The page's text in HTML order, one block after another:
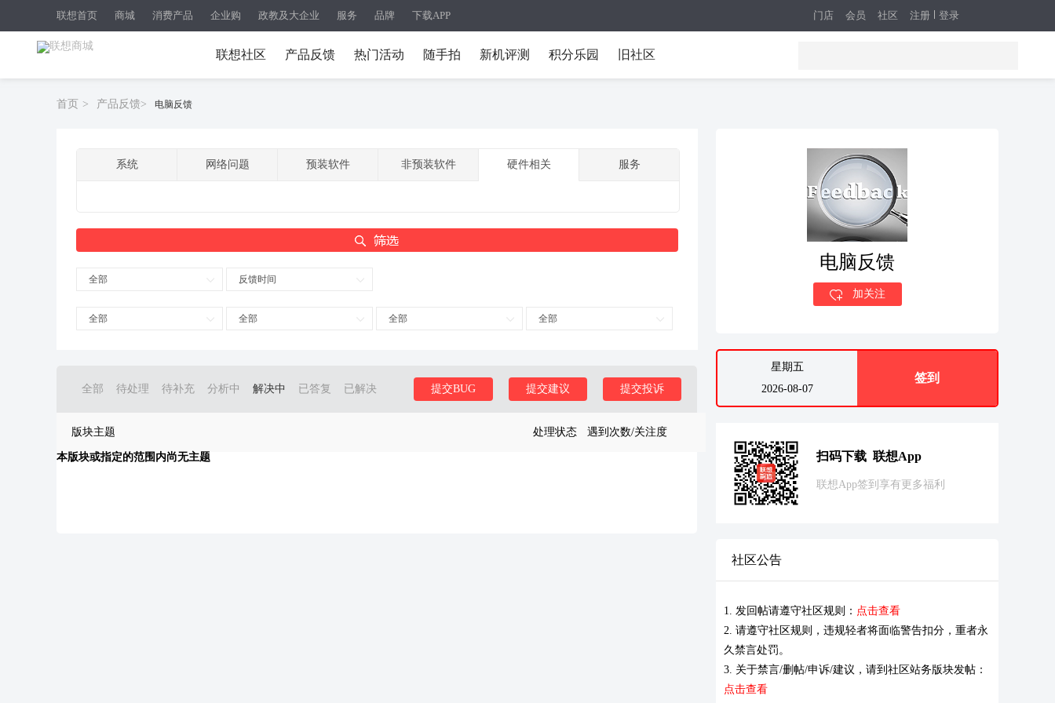
联想首页 商城 消费产品 企业购 政教及大企业 服务 品牌 下载APP 注册 登录
门店 会员 社区
联想社区 产品反馈 热门活动 随手拍 新机评测 积分乐园 旧社区
首页 > 产品反馈> 电脑反馈
系统 网络问题 预装软件 非预装软件 硬件相关 服务
全部 反馈时间
全部 全部 全部 全部
全部 待处理 待补充 分析中 解决中 已答复 已解决 提交投诉
提交建议
提交BUG
版块主题 处理状态 遇到次数/关注度
本版块或指定的范围内尚无主题
电脑反馈
加关注
星期五
2026-08-07
签到
扫码下载 联想App
联想App签到享有更多福利
社区公告
1. 发回帖请遵守社区规则： 点击查看
2. 请遵守社区规则，违规轻者将面临警告扣分，重者永
久禁言处罚。
3. 关于禁言/删帖/申诉/建议，请到社区站务版块发帖：
点击查看